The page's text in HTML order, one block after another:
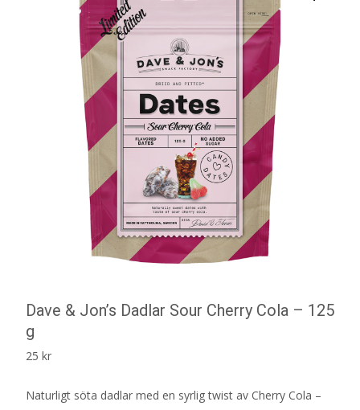
Dave & Jon’s Dadlar Sour Cherry Cola – 125
g
25 kr
Naturligt söta dadlar med en syrlig twist av Cherry Cola –